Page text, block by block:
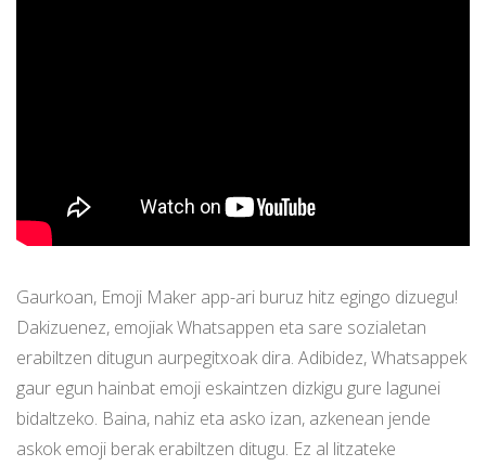
Gaurkoan, Emoji Maker app-ari buruz hitz egingo dizuegu!
Dakizuenez, emojiak Whatsappen eta sare sozialetan
erabiltzen ditugun aurpegitxoak dira. Adibidez, Whatsappek
gaur egun hainbat emoji eskaintzen dizkigu gure lagunei
bidaltzeko. Baina, nahiz eta asko izan, azkenean jende
askok emoji berak erabiltzen ditugu. Ez al litzateke